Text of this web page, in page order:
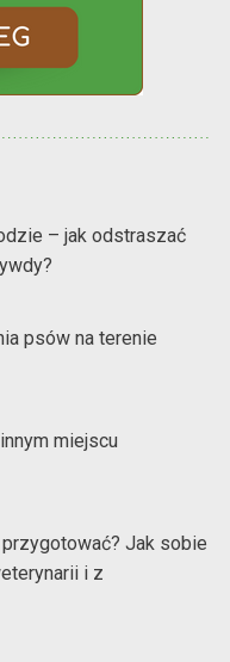
– jak odstraszać
psów na terenie
miejscu
Jak sobie
i z